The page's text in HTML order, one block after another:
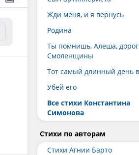
Жди меня, и я вернусь
Родина
Ты помнишь, Алеша,
Смоленщины
Тот самый длинный день
Убей его
Все стихи Константина
Симонова
Стихи по авторам
Стихи Агнии Барто